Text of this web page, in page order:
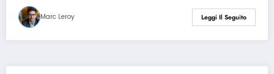
Marc Leroy Leggi Il Seguito